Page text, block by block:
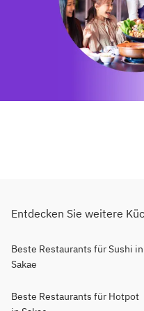
Entdecken Sie weitere
Beste Restaurants für Sushi in
Sakae
Beste Restaurants für Hotpot